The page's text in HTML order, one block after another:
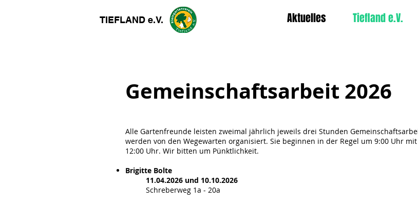
Aktuelles Tiefland e.V.
TIEFLAND e.V.
Gemeinschaftsarbeit 2026
Alle Gartenfreunde leisten zweimal jährlich jeweils drei Stunden
werden von den Wegewarten organisiert. Sie beginnen in der Regel um 9:00 Uhr
12:00 Uhr. Wir bitten um Pünktlichkeit.
Brigitte Bolte
11.04.2026 und 10.10.2026
Schreberweg 1a - 20a